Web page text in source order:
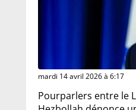
mardi 14 avril 2026 à 6:17
Pourparlers entre le